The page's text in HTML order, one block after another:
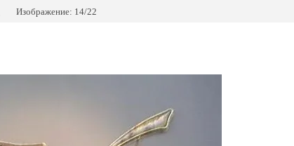
Изображение: 14/22